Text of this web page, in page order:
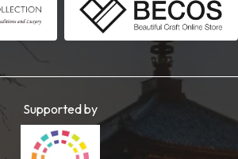
Supported by